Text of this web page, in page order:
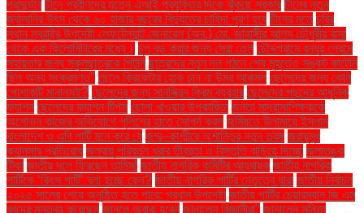
প্রাদুর্ভাব চীনে প্রবীণদের যত্নে এআই প্রযুক্তির দিকে ঝুঁকছে সরকার চীনের নতুন
জ্বালানির উৎস থেকে ৬০ হাজার বছরের বিদ্যুতের চাহিদা পূরণ হবে চীনের মতে চুরির
স্থান স্বরাষ্ট্র উপদেষ্টা লেফটেন্যান্ট জেনারেল (অব.) মো. জাহাঙ্গীর আলম চৌধুরীর বাসা
থেকে এক কিলোমিটারের মধ্যে। চুল বড় করার জন্য সেরা তেল চৌদ্দগ্রামে বন্ধুর প্রেমে
সহায়তার জন্য স্কুলছাত্রকে পিটুনি ছাত্রদের নতুন দল গঠনে শেষ মুহূর্তেও সঙ্কট কাটেনি
ছিল অন্য সংক্রমণও" ছেলে ক্রিকেটার হোক চান না উমর আকমল ছেলেদের জন্য কোন
পোশাকটি মানানসই? ছেলেদের জন্য সানস্ক্রিন ক্রিম ব্যবহার ছেলেদের পছন্দের আধুনিক
ফ্যাশন ছেলেদের ফ্যাশন টিপস ছোলা খাওয়ার উপকারিতা জনতা মাদ্রাসাশিক্ষককে
অশোভন কাজের অভিযোগে পুলিশের হাতে সোপর্দ করল জমিয়তে উলামায়ে ইসলাম
বাংলাদেশ ও এবি পার্টি মনে করে যে জম্মু–কাশ্মীরে অশান্তির নতুন তরঙ্গ জরায়ুমুখ
ক্যানসার প্রতিরোধ জলবায়ু পরিবর্তন খরার তীব্রতা ও বিস্তৃতি বাড়িয়ে দিচ্ছে জলাতঙ্ক
টিকা জাতীয় দলে ফিরছেন তামিম! জাতীয় নাগরিক কমিটির আহ্বায়ক জাতীয় নাগরিক
পার্টিকে ‘কিংস পার্টি’ বলা হচ্ছে কেন? জাতীয় নাগরিক পার্টির নেতৃত্বে যারা জাতীয় নির্বাচন
২০২৫ সালের শেষে অনুষ্ঠিত হতে পারে: প্রধান উপদেষ্টা জাতীয় পার্টির চেয়ারম্যান জি এম
কাদের মন্তব্য করেছেন জানলে অবাক হবেন জানালেন বিজ্ঞানীরা" জানালেন সুনিতা